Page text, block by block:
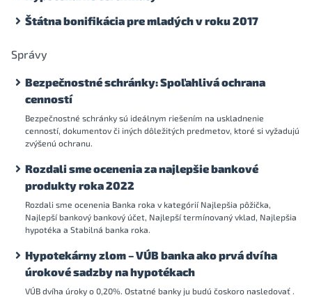
Štátna bonifikácia pre mladých v roku 2017
Správy
Bezpečnostné schránky: Spoľahlivá ochrana
cenností
Bezpečnostné schránky sú ideálnym riešením na uskladnenie
cenností, dokumentov či iných dôležitých predmetov, ktoré si vyžadujú
zvýšenú ochranu.
Rozdali sme ocenenia za najlepšie bankové
produkty roka 2022
Rozdali sme ocenenia Banka roka v kategórií Najlepšia pôžička,
Najlepší bankový bankový účet, Najlepší termínovaný vklad, Najlepšia
hypotéka a Stabilná banka roka.
Hypotekárny zlom – VÚB banka ako prvá dvíha
úrokové sadzby na hypotékach
VÚB dvíha úroky o 0,20%. Ostatné banky ju budú čoskoro nasledovať .